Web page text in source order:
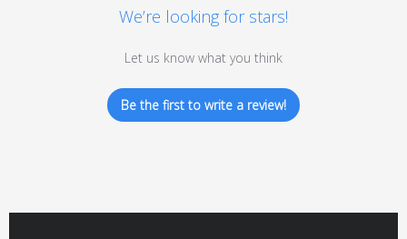
We’re looking for stars!
Let us know what you think
Be the first to write a review!